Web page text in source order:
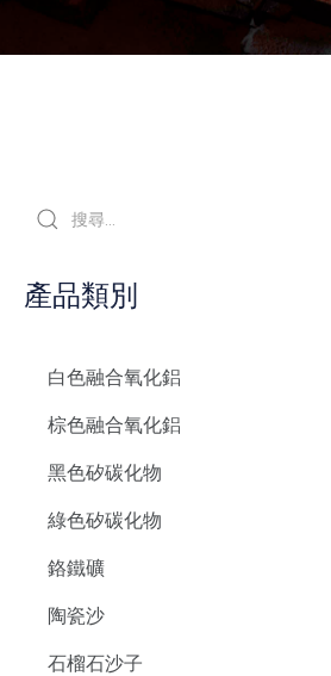
產品類別
白色融合氧化鋁
棕色融合氧化鋁
黑色矽碳化物
綠色矽碳化物
鉻鐵礦
陶瓷沙
石榴石沙子